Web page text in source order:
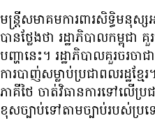
មន្ត្រី​សមាគម​ការពារ​សិទ្ធិមនុ
បាន​ថ្លែង​ថា រដ្ឋាភិបាល​កម្ពុជា
បញ្ហា​នេះ។ រដ្ឋាភិបាល​គួរ​ចរច
ការ​បាញ់​សម្លាប់​ប្រជាពលរដ្ឋ​ខ្ម
ភាគី​ថៃ ចាត់​វិធានការ​ទៅ​លើ​ប្រជ
ខុស​ច្បាប់​ទៅ​តាម​ច្បាប់​របស់​ប្រ